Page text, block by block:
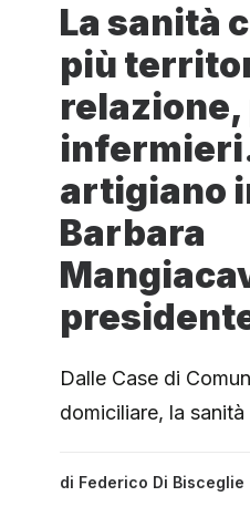
La sanità
più
relazione,
artigiano
Barbara
Dalle Case di
domiciliare, la
di Federico Di Bisceglie